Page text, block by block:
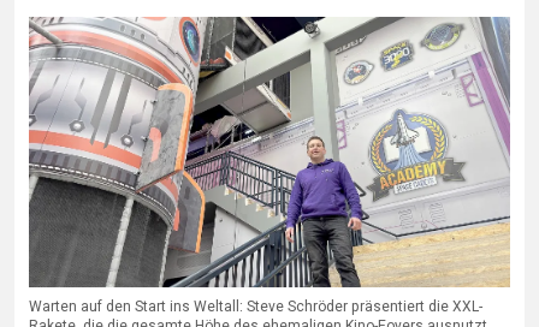
Warten auf den Start ins Weltall: Steve Schröder präsentiert die XXL-